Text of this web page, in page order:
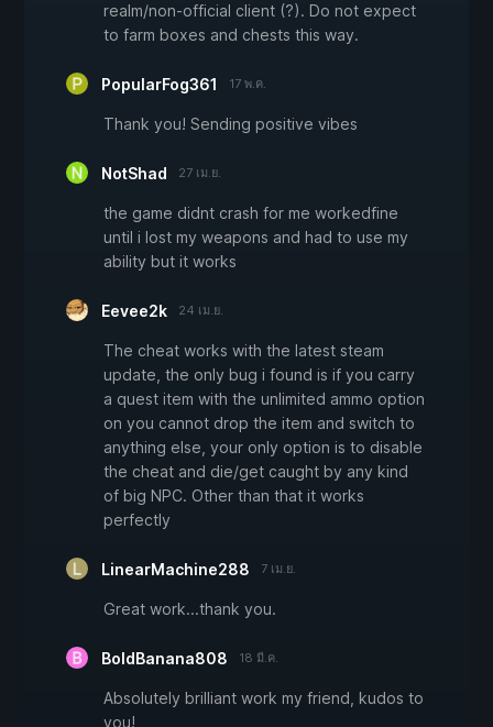
realm/non-official client (?). Do not expect
to farm boxes and chests this way.
PopularFog361 17 พ.ค.
Thank you! Sending positive vibes
NotShad 27 เม.ย.
the game didnt crash for me workedfine
until i lost my weapons and had to use my
ability but it works
Eevee2k 24 เม.ย.
The cheat works with the latest steam
update, the only bug i found is if you carry
a quest item with the unlimited ammo option
on you cannot drop the item and switch to
anything else, your only option is to disable
the cheat and die/get caught by any kind
of big NPC. Other than that it works
perfectly
LinearMachine288 7 เม.ย.
Great work...thank you.
BoldBanana808 18 มี.ค.
Absolutely brilliant work my friend, kudos to
you!